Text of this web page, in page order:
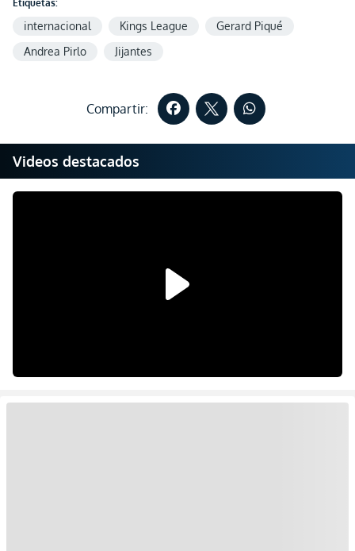
Etiquetas:
internacional Kings League
Gerard Piqué
Andrea Pirlo
Jijantes
Compartir:
Videos destacados